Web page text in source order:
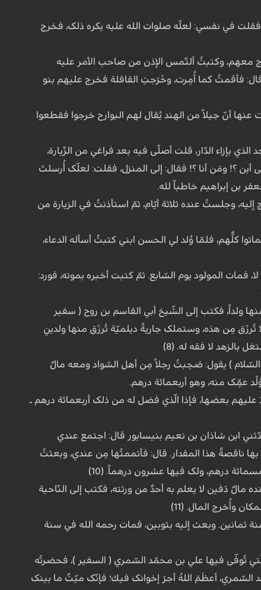
في نفسي: لعلّه صلوات الله علیه یکره ذلک، فخرج
معهم، وکتبتُ ألتّمس الإذن من صاحب الأمر علیه
فأقمتُ کما أُمِرت، وخَرَجتِ القافلة فخرج علیهم بنو
أنّ جیلاً من الهند یُقال لهم البوارح خرجوا فقطعوا
الدّار، قلت أصلّی فیه بعد فراغي من الزّیارة،
أین ؟! ومَن أنا ؟! فقال: إلى المنزل، فقلت: لعلّک أُرسلتَ
بن إبراهیم خاطباً لله.
وجلستُ عنده ثلاثة أیّام، ثمّ استأذنتُ في الزیارة من
کلُّهم، فلمّا وُلد لي الحسن ابني کتبتُ أسأله الدعاء،
فمات المولود یوم السّابع. ثمّ کتبت أخبره بموته، فورد:
ولداً، فکتب إلى الشّیخ أبي القاسم بن روح ( سفیر
تُرزَق مِن هذه، وستملک جاریةً دیلمیّة تُرزَق منها ولدینِ
لا فقه له. (8)
) یقول: صَحِبتُ رجلاً مِن أهل السّواد ومعه مالٌ
عمِّک منه، وهو أربعمائة درهم.
بعضها، فإذا الّذي فضل له من ذلک أربعمائة درهم ـ
ابن شاذان بن نعیم بنیسابور قال: اجتمع عندي
ناقصةً هذا المقدار. قال: فأتممتُها مِن عندي، وبعثتُ
درهم، ولک فیها عشرون درهماً. (10)
دَفین لا یعلم به أحدٌ من ورثته، فکتب إلى النّاحیة
وأُخرج المال. (11)
ثمانین. وبعث إلیه بثوبین، فمات رحمه الله في سنة
تُوفّی فیها علي بن محمّد السّمري ( السفیر )، فحضرتُه
السّمري، أعظَمَ اللهُ أجرَ إخوانک فیك؛ فإنّک میّتٌ ما بینک